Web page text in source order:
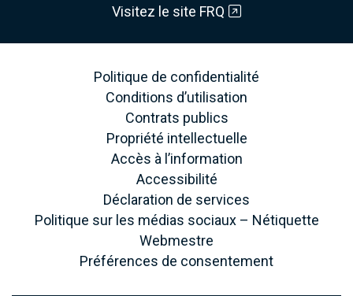
Visitez le site FRQ
Politique de confidentialité
Conditions d’utilisation
Contrats publics
Propriété intellectuelle
Accès à l’information
Accessibilité
Déclaration de services
Politique sur les médias sociaux – Nétiquette
Webmestre
Préférences de consentement